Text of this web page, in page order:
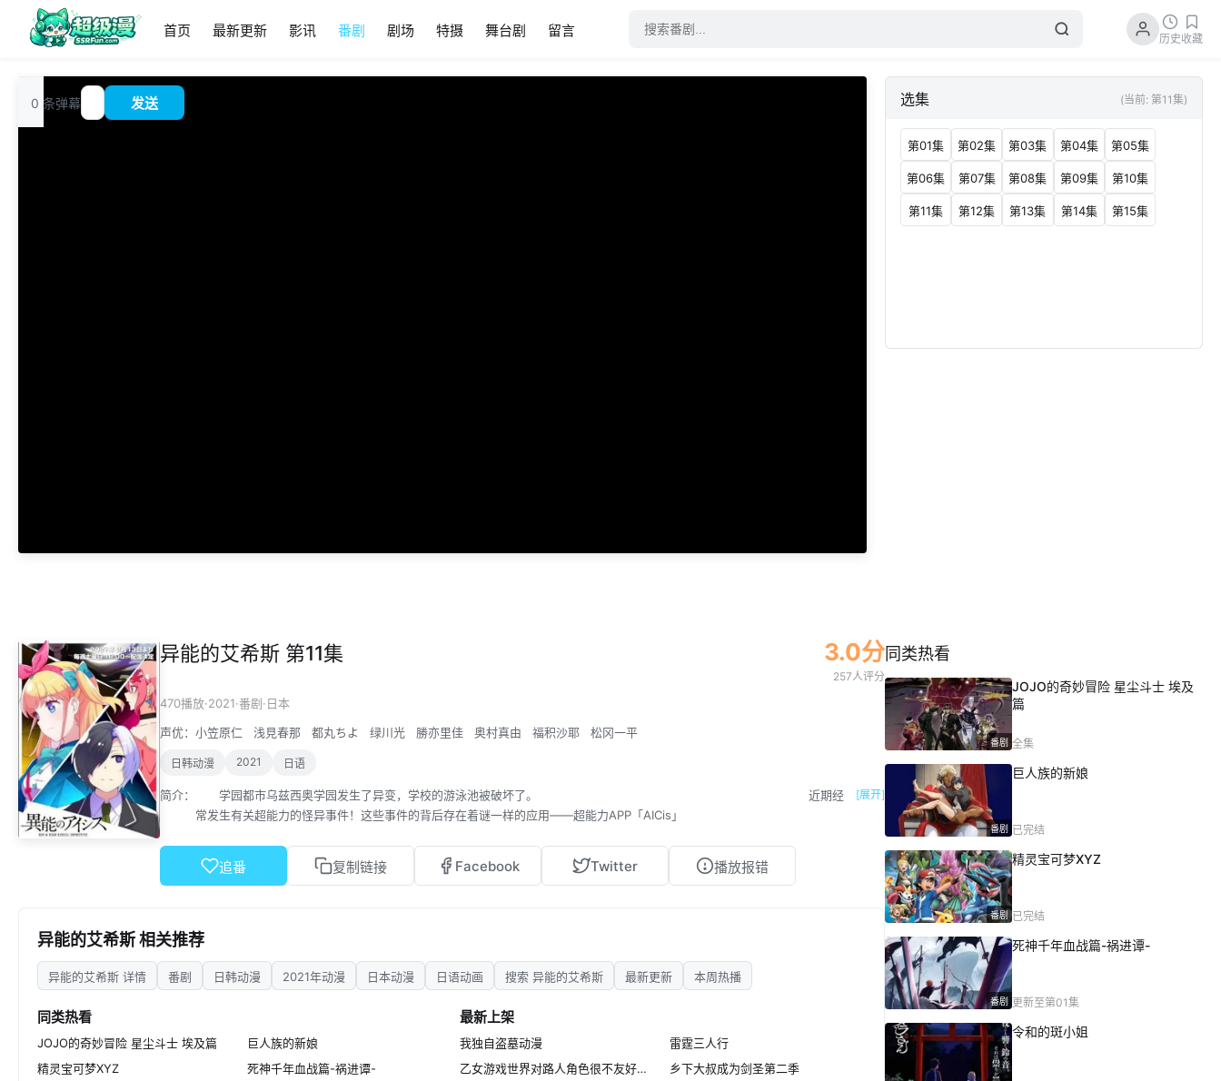
首页 最新更新 影讯 番剧 剧场 特摄 舞台剧 留言 历史收藏
追
番
?
0 条弹幕 发送 选集 (当前: 第11集)
第01集 第02集 第03集 第04集 第05集
第06集 第07集 第08集 第09集 第10集
第11集 第12集 第13集 第14集 第15集
异能的艾希斯 第11集 3.0分
257人评分
470播放·2021·番剧·日本
声优： 小笠原仁 浅見春那 都丸ちよ 绿川光 勝亦里佳 奥村真由 福积沙耶 松冈一平
日韩动漫 2021 日语
简介：
学园都市乌兹西奥学园发生了异变，学校的游泳池被破坏了。 近期经
常发生有关超能力的怪异事件！这些事件的背后存在着谜一样的应用——超能力APP「AICis」
[展开]
追番 复制链接 Facebook Twitter 播放报错
异能的艾希斯 相关推荐
异能的艾希斯 详情 番剧 日韩动漫 2021年动漫 日本动漫 日语动画 搜索 异能的艾希斯 最新更新 本周热播
同类热看
JOJO的奇妙冒险 星尘斗士 埃及篇
巨人族的新娘
精灵宝可梦XYZ
死神千年血战篇-祸进谭-
最新上架
我独自盗墓动漫
雷霆三人行
乙女游戏世界对路人角色很不友好第二季
乡下大叔成为剑圣第二季
同类热看
番剧
JOJO的奇妙冒险 星尘斗士 埃及
篇
全集
番剧
巨人族的新娘
已完结
番剧
精灵宝可梦XYZ
已完结
番剧
死神千年血战篇-祸进谭-
更新至第01集
令和的斑小姐